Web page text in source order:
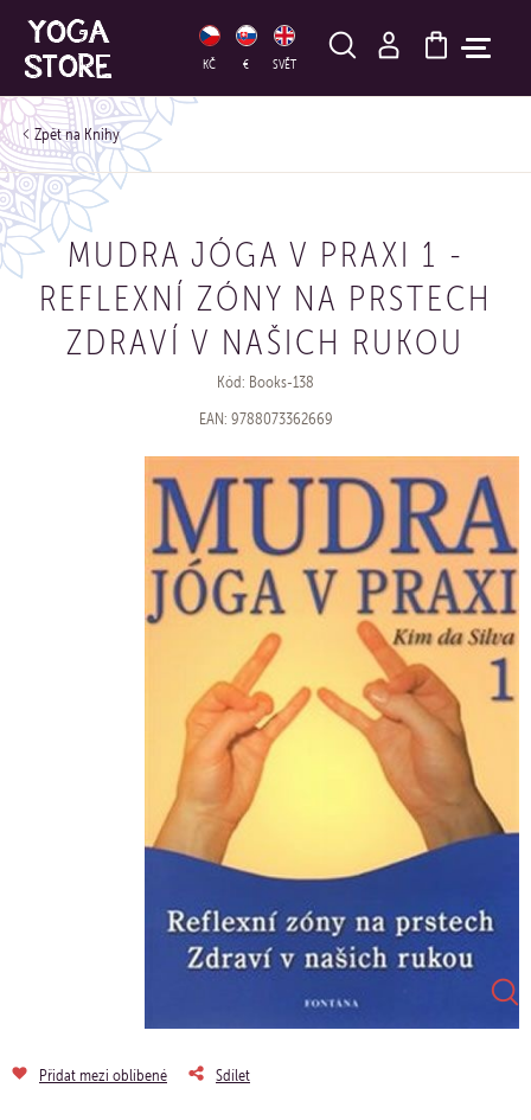
KČ € SVĚT
HLEDAT
Knihy
MUDRA JÓGA V PRAXI 1 -
REFLEXNÍ ZÓNY NA PRSTECH
ZDRAVÍ V NAŠICH RUKOU
Kód: Books-138
EAN: 9788073362669
Přidat mezi oblíbené Sdílet